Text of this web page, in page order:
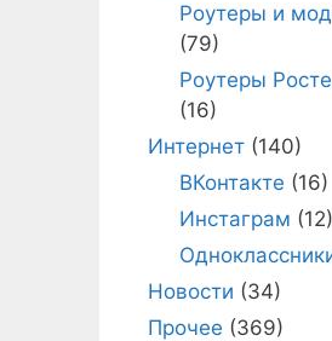
Роутеры и
(79)
Роутеры
(16)
Интернет (140)
ВКонтакте (16)
Инстаграм (12)
Новости (34)
Прочее (369)